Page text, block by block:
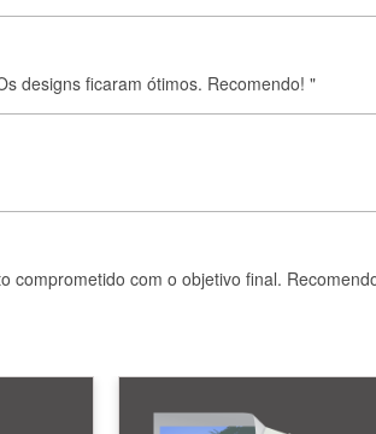
designs ficaram ótimos. Recomendo! "
comprometido com o objetivo final.